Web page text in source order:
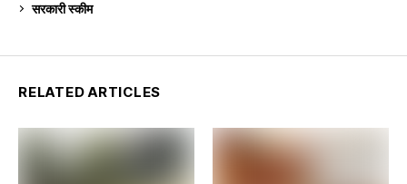
सरकारी स्की‍म
RELATED ARTICLES